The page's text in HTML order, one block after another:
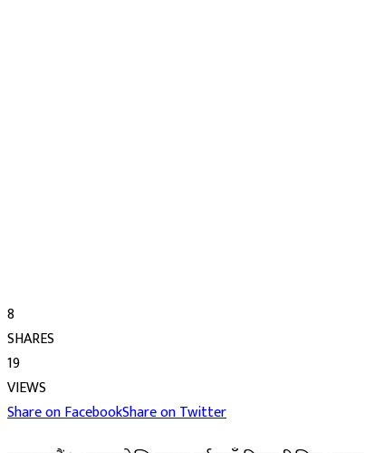
8
SHARES
19
VIEWS
Share on FacebookShare on Twitter